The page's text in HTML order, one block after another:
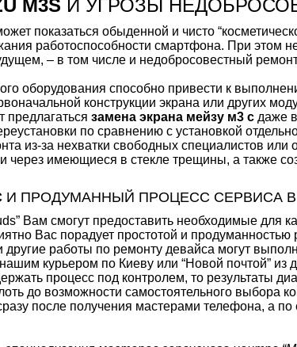
M3S И УГРОЗЫ
показаться обыденной и чисто
работоспособности смартфона. При этом
– в том числе и недобросовестный
оборудования способно привести к
конструкции экрана или других
замена экрана мейзу м3 с даже
по сравнению с установкой
из-за нехватки свободных специалистов
через имеющиеся в стекле трещины, а также
И ПРОДУМАННЫЙ ПРОЦЕСС СЕРВИСА В
Вам смогут предоставить необходимые для
Вас порадует простотой и продуманностью
другие работы по ремонту девайса могут
курьером по Киеву или “Новой почтой” из
процесс под контролем, то результаты
до возможности самостоятельного выбора
после получения мастерами телефона, а